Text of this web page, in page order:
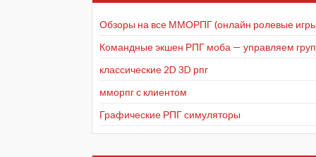
Обзоры на все ММОРПГ (онлайн ролевые
Командные экшен РПГ моба — управляем
классические 2D 3D рпг
мморпг с клиентом
Графические РПГ симуляторы